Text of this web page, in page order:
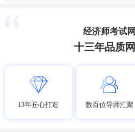
经济师考试网
十三年品质
13年匠心打造 数百位导师汇聚